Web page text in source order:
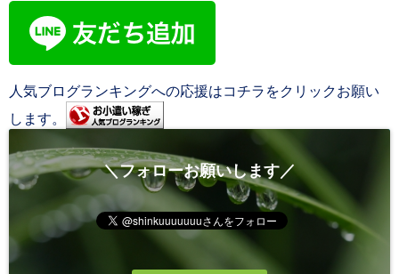
人気ブログランキングへの応援はコチラをクリックお願い
します。
＼フォローお願いします／